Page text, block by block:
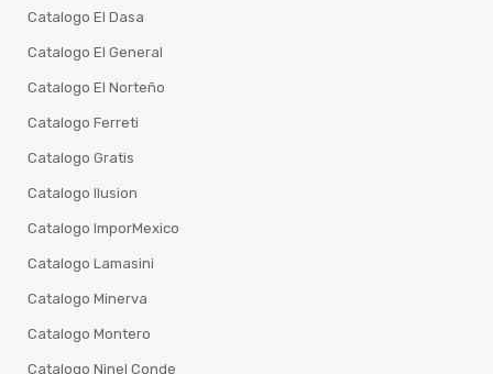
Catalogo El Dasa
Catalogo El General
Catalogo El Norteño
Catalogo Ferreti
Catalogo Gratis
Catalogo Ilusion
Catalogo ImporMexico
Catalogo Lamasini
Catalogo Minerva
Catalogo Montero
Catalogo Ninel Conde